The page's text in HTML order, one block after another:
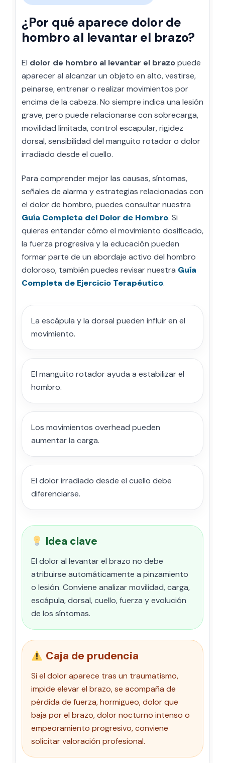
¿Por qué aparece dolor de
hombro al levantar el brazo?
El dolor de hombro al levantar el brazopuede
aparecer al alcanzar un objeto en alto, vestirse,
peinarse, entrenar o realizar movimientos por
encima de la cabeza. No siempre indica una lesión
grave, pero puede relacionarse con sobrecarga,
movilidad limitada, control escapular, rigidez
dorsal, sensibilidad del manguito rotador o dolor
irradiado desde el cuello.
Para comprender mejor las causas, síntomas,
señales de alarma y estrategias relacionadas con
el dolor de hombro, puedes consultar nuestra
Guía Completa del Dolor de Hombro. Si
quieres entender cómo el movimiento dosificado,
la fuerza progresiva y la educación pueden
formar parte de un abordaje activo del hombro
doloroso, también puedes revisar nuestra Guía
Completa de Ejercicio Terapéutico.
La escápula y la dorsal pueden influir en el
movimiento.
El manguito rotador ayuda a estabilizar el
hombro.
Los movimientos overhead pueden
aumentar la carga.
El dolor irradiado desde el cuello debe
diferenciarse.
Idea clave
El dolor al levantar el brazo no debe
atribuirse automáticamente a pinzamiento
o lesión. Conviene analizar movilidad, carga,
escápula, dorsal, cuello, fuerza y evolución
de los síntomas.
Caja de prudencia
Si el dolor aparece tras un traumatismo,
impide elevar el brazo, se acompaña de
pérdida de fuerza, hormigueo, dolor que
baja por el brazo, dolor nocturno intenso o
empeoramiento progresivo, conviene
solicitar valoración profesional.